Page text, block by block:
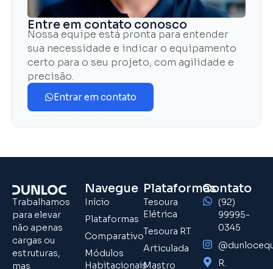
Entre em contato conosco
Nossa equipe está pronta para entender
sua necessidade e indicar o equipamento
certo para o seu projeto, com agilidade e
precisão.
Entrar em contato
Trabalhamos
para elevar
não apenas
cargas ou
estruturas,
mas
Navegue
Início
Plataformas
Comparativo
Módulos
Habitacionais
Plataformas
Tesoura
Elétrica
Tesoura RT
Articulada
Mastro
Contato
(92)
99995-
0345
R.